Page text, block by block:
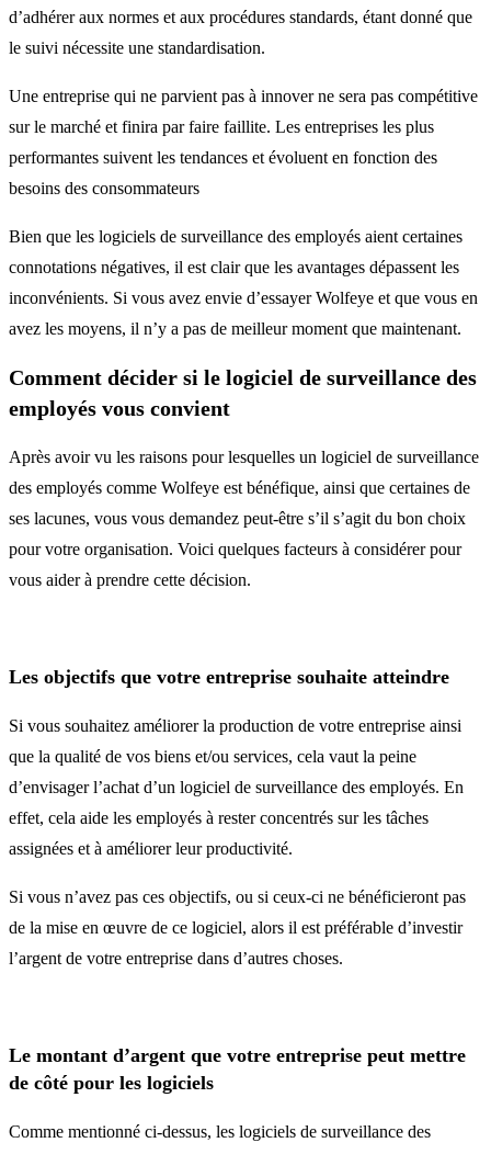
d’adhérer aux normes et aux procédures standards, étant donné que
le suivi nécessite une standardisation.
Une entreprise qui ne parvient pas à innover ne sera pas compétitive
sur le marché et finira par faire faillite. Les entreprises les plus
performantes suivent les tendances et évoluent en fonction des
besoins des consommateurs
Bien que les logiciels de surveillance des employés aient certaines
connotations négatives, il est clair que les avantages dépassent les
inconvénients. Si vous avez envie d’essayer Wolfeye et que vous en
avez les moyens, il n’y a pas de meilleur moment que maintenant.
Comment décider si le logiciel de surveillance des
employés vous convient
Après avoir vu les raisons pour lesquelles un logiciel de surveillance
des employés comme Wolfeye est bénéfique, ainsi que certaines de
ses lacunes, vous vous demandez peut-être s’il s’agit du bon choix
pour votre organisation. Voici quelques facteurs à considérer pour
vous aider à prendre cette décision.
Les objectifs que votre entreprise souhaite atteindre
Si vous souhaitez améliorer la production de votre entreprise ainsi
que la qualité de vos biens et/ou services, cela vaut la peine
d’envisager l’achat d’un logiciel de surveillance des employés. En
effet, cela aide les employés à rester concentrés sur les tâches
assignées et à améliorer leur productivité.
Si vous n’avez pas ces objectifs, ou si ceux-ci ne bénéficieront pas
de la mise en œuvre de ce logiciel, alors il est préférable d’investir
l’argent de votre entreprise dans d’autres choses.
Le montant d’argent que votre entreprise peut mettre
de côté pour les logiciels
Comme mentionné ci-dessus, les logiciels de surveillance des